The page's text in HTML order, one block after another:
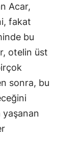
Acar,
fakat
bu
otelin üst
sonra, bu
yaşanan